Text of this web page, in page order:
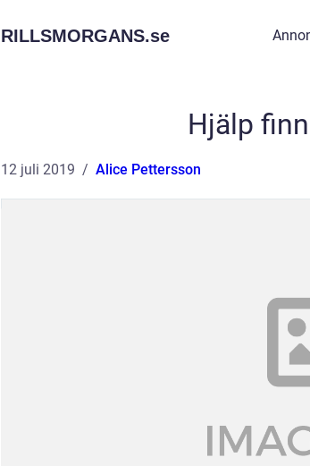
RILLSMORGANS.se
Hjälp
12 juli 2019 Alice Pettersson